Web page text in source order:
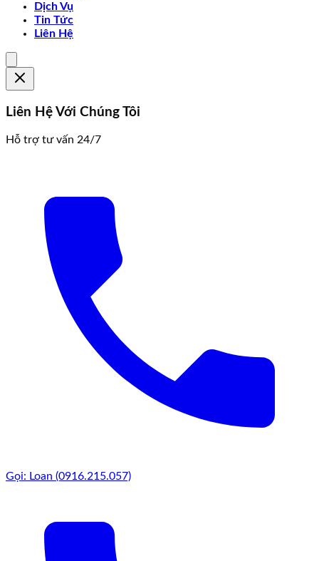
Dịch Vụ
Tin Tức
Liên Hệ
Liên Hệ Với Chúng Tôi
Hỗ trợ tư vấn 24/7
Gọi: Loan (0916.215.057)